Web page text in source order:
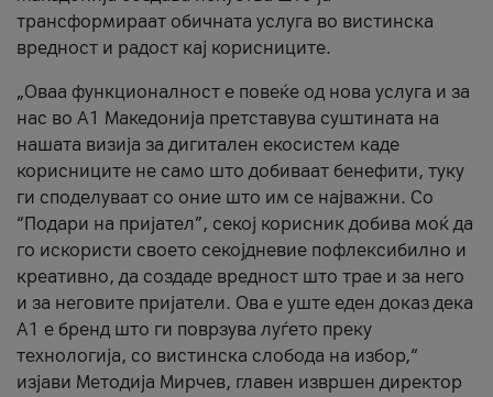
трансформираат обичната услуга во вистинска
вредност и радост кај корисниците.
„Оваа функционалност е повеќе од нова услуга и за
нас во А1 Македонија претставува суштината на
нашата визија за дигитален екосистем каде
корисниците не само што добиваат бенефити, туку
ги споделуваат со оние што им се најважни. Со
“Подари на пријател”, секој корисник добива моќ да
го искористи своето секојдневие пофлексибилно и
креативно, да создаде вредност што трае и за него
и за неговите пријатели. Ова е уште еден доказ дека
А1 е бренд што ги поврзува луѓето преку
технологија, со вистинска слобода на избор,“
изјави Методија Мирчев, главен извршен директор